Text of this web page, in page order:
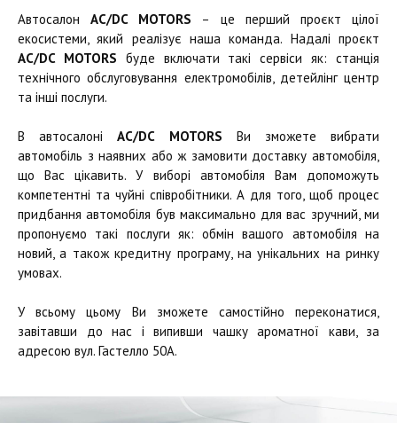
АвтосалонAC/DC MOTORS – це перший проєкт цілої
екосистеми, який реалізує наша команда. Надалі проєкт
AC/DC MOTORS буде включати такі сервіси як: станція
технічного обслуговування електромобілів, детейлінг центр
та інші послуги.
В автосалоніAC/DC MOTORS Ви зможете вибрати
автомобіль з наявних або ж замовити доставку автомобіля,
що Вас цікавить. У виборі автомобіля Вам допоможуть
компетентні та чуйні співробітники. А для того, щоб процес
придбання автомобіля був максимально для вас зручний, ми
пропонуємо такі послуги як: обмін вашого автомобіля на
новий, а також кредитну програму, на унікальних на ринку
умовах.
У всьому цьому Ви зможете самостійно переконатися,
завітавши до нас і випивши чашку ароматної кави, за
адресою вул. Гастелло 50А.